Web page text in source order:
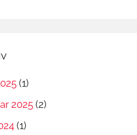
(1)
2025(2)
(1)